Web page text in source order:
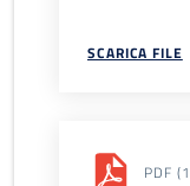
SCARICA FILE
PDF